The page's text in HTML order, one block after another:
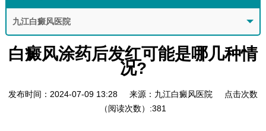
九江白癜风医院
白癜风涂药后发红可能是哪几种情
况?
发布时间：2024-07-09 13:28 来源：九江白癜风医院
点击次数
（阅读次数）:381